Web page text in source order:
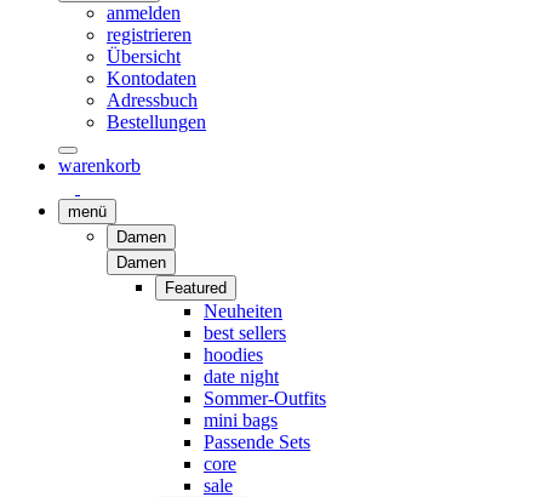
anmelden
registrieren
Übersicht
Kontodaten
Adressbuch
Bestellungen
warenkorb
menü
Damen
Damen
Featured
Neuheiten
best sellers
hoodies
date night
Sommer-Outfits
mini bags
Passende Sets
core
sale